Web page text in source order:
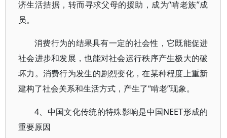
济生活拮据，转而寻求父母的援助，成为“啃老族”成
员。
消费行为的结果具有一定的社会性，它既能促进
社会进步和发展，也能对社会运行秩序产生极大的破
坏力。消费行为发生的剧烈变化，在某种程度上重新
建构了社会关系和生活方式，产生了“啃老”现象。
4、中国文化传统的特殊影响是中国NEET形成的
重要原因